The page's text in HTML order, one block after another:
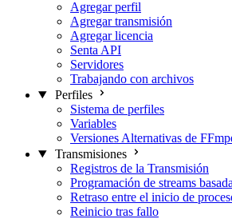
Agregar perfil
Agregar transmisión
Agregar licencia
Senta API
Servidores
Trabajando con archivos
Perfiles
Sistema de perfiles
Variables
Versiones Alternativas de
Transmisiones
Registros de la Transmisión
Programación de streams
Retraso entre el inicio de
Reinicio tras fallo